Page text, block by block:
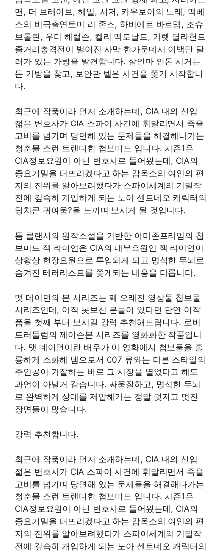
맨, 더 브레이브, 헤일, 시저, 카우보이의 노래, 맥베
스의 비극출연토미 리 존스, 하비에르 바르뎀, 조슈
브롤린, 우디 해럴슨, 켈리 맥도날드, 가렛 딜라헌트
줄거리총격전이 벌어진 사막 한가운데서 이백만 달
러가 있는 가방을 발견합니다. 살인마 안톤 시거는
돈 가방을 찾고, 보안관 벨은 사건을 쫓기 시작합니
다.
최근에 작품이라 먼저 소개하는데, CIA 내의 신입
젋은 변호사가 CIA 스파이 사건에 휘말리면서 죽을
고비를 넘기며 당면해 있는 문제들을 해결해나가는
청춘물 스런 트랜디한 첩보미드 입니다. 시즌1은
CIA정보요원이 아닌 변호사로 들어왔는데, CIA의
중요기밀을 터뜨리겠다고 하는 감옥소의 여인의 편
지의 진위를 알아보려했다가 스파이세계의 기밀작
전에 깊숙히 개입하게 되는 노아 센트네오 캐릭터의
덩치큰 귀여움?을 느끼며 보시게 될 것입니다.
톰 클랜시의 원작소설을 기반한 아마존프라임의 첩
보미드 잭 라이언은 CIA의 내부요원인 잭 라이언이
상황상 현장요원으로 투입되게 되고 명석한 두뇌로
숨겨진 테러리스트를 쫓게되는 내용을 다룹니다.
맷 데이먼의 본 시리즈는 꽤 오래전 영상물 첩보물
시리즈인데, 아직 못보신 분들이 있다면 단연 이작
품을 첫째 부터 보시길 강력 추천해드립니다. 로버
트러들럼의 제이슨본 시리즈를 영화화한 작품입니
다. 맷 데이먼이란 배우가 이 영화에서 첩보물을 훌
륭하게 소화해 냄으로서 007 류와는 다른 스타일의
주인공이 가잘하는 바로 그 시장을 열었다고 해도
과언이 아닐거 같습니다. 싸움잘하고, 명석한 두뇌
로 완벽하게 상대를 제압해가는 정말 멋지고 멋진
장면들이 많습니다.
강력 추천합니다.
최근에 작품이라 먼저 소개하는데, CIA 내의 신입
젋은 변호사가 CIA 스파이 사건에 휘말리면서 죽을
고비를 넘기며 당면해 있는 문제들을 해결해나가는
청춘물 스런 트랜디한 첩보미드 입니다. 시즌1은
CIA정보요원이 아닌 변호사로 들어왔는데, CIA의
중요기밀을 터뜨리겠다고 하는 감옥소의 여인의 편
지의 진위를 알아보려했다가 스파이세계의 기밀작
전에 깊숙히 개입하게 되는 노아 센트네오 캐릭터의